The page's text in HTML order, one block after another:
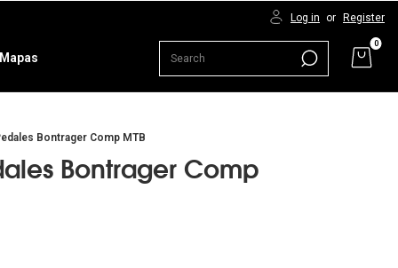
Log in or Register
Mapas
0
Bontrager Comp MTB
Bontrager Comp